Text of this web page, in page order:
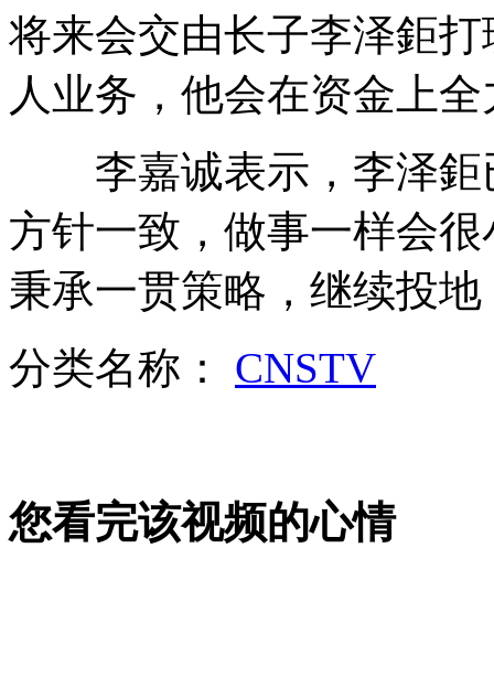
菅直人因核事故指挥不当被刑事立案
郭德纲约架于谦验兴奋剂
死亡证明已开 八旬老太"死而复生"
山西运城恶犬咬伤多人 警民合力深夜将其击毙
女孩北京地铁殴打老人 痛下狠手拳打脚踢
将来会交由长子李泽鉅
人业务，他会在资金上
李嘉诚表示，李泽鉅
方针一致，做事一样会
秉承一贯策略，继续投
分类名称： CNSTV
您看完该视频的心情